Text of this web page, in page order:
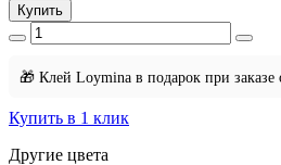
Купить
🎁 Клей Loymina в подарок при заказе
Купить в 1 клик
Другие цвета